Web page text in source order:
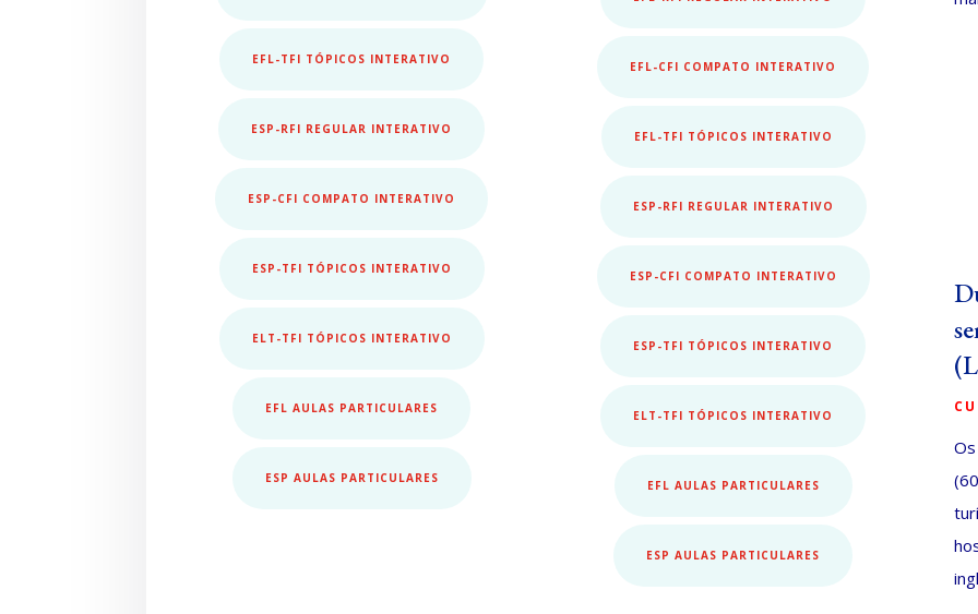
EFL-TFI TÓPICOS INTERATIVO
ESP-RFI REGULAR INTERATIVO
ESP-CFI COMPATO INTERATIVO
ESP-TFI TÓPICOS INTERATIVO
ELT-TFI TÓPICOS INTERATIVO
EFL AULAS PARTICULARES
ESP AULAS PARTICULARES
EFL-CFI COMPATO INTERATIVO
EFL-TFI TÓPICOS INTERATIVO
ESP-RFI REGULAR INTERATIVO
ESP-CFI COMPATO INTERATIVO
ESP-TFI TÓPICOS INTERATIVO
ELT-TFI TÓPICOS INTERATIVO
EFL AULAS PARTICULARES
ESP AULAS PARTICULARES